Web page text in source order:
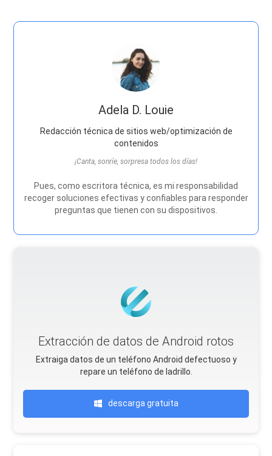
Adela D. Louie
Redacción técnica de sitios web/optimización de
contenidos
¡Canta, sonríe, sorpresa todos los días!
Pues, como escritora técnica, es mi responsabilidad
recoger soluciones efectivas y confiables para responder
preguntas que tienen con su dispositivos.
Extracción de datos de Android rotos
Extraiga datos de un teléfono Android defectuoso y
repare un teléfono de ladrillo.
descarga gratuita